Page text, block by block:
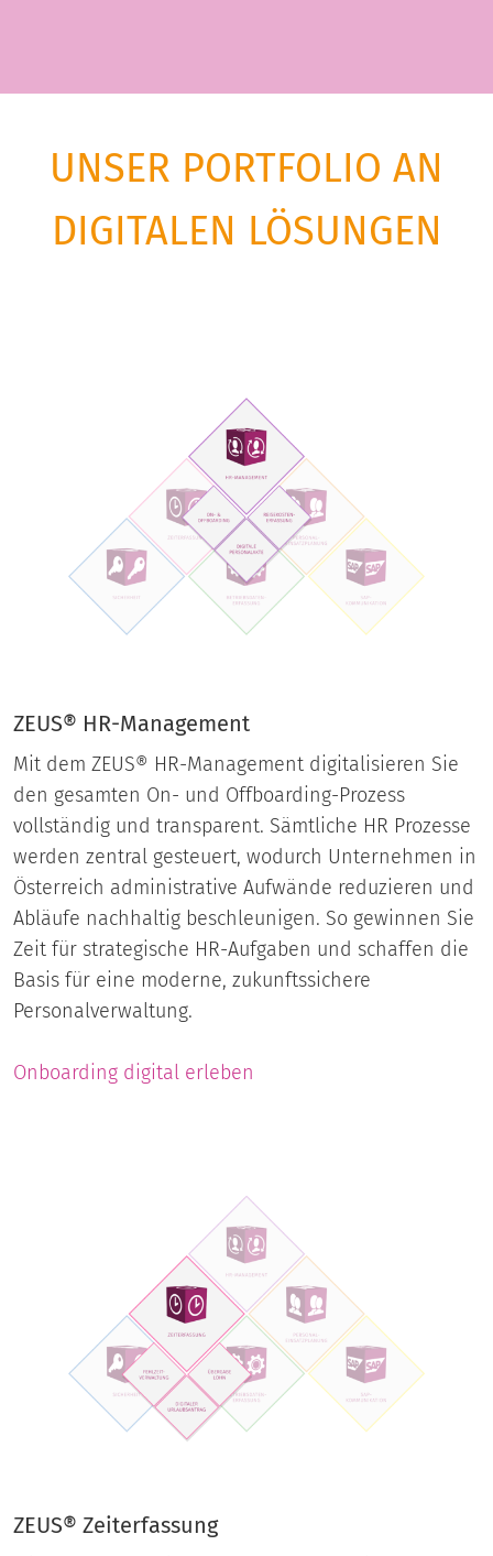
UNSER PORTFOLIO AN
DIGITALEN LÖSUNGEN
ZEUS® HR-Management
Mit dem ZEUS® HR-Management digitalisieren Sie
den gesamten On- und Offboarding-Prozess
vollständig und transparent. Sämtliche HR Prozesse
werden zentral gesteuert, wodurch Unternehmen in
Österreich administrative Aufwände reduzieren und
Abläufe nachhaltig beschleunigen. So gewinnen Sie
Zeit für strategische HR-Aufgaben und schaffen die
Basis für eine moderne, zukunftssichere
Personalverwaltung.
Onboarding digital erleben
ZEUS® Zeiterfassung